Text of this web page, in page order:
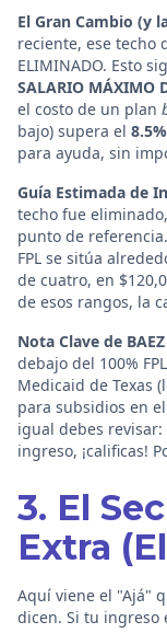
El Gran Cambio (y
reciente, ese techo
ELIMINADO. Esto
SALARIO MÁXIMO
el costo de un plan
bajo) supera el
para ayuda, sin
Guía Estimada de
techo fue
punto de
FPL se sitúa
de cuatro, en
de esos rangos, la
Nota Clave de
debajo del 100%
Medicaid de Texas
para subsidios en
igual debes
ingreso, ¡calificas!
3. El
Extra
Aquí viene el "Ajá"
dicen. Si tu ingreso